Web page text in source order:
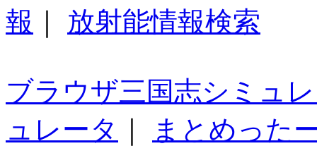
報
放射能情報検索
ブラウザ三国志シミュ
ュレータ
まとめった